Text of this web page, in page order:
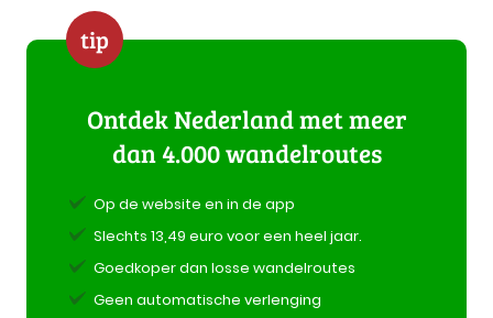
tip
Ontdek Nederland met meer
dan 4.000 wandelroutes
Op de website en in de app
Slechts 13,49 euro voor een heel jaar.
Goedkoper dan losse wandelroutes
Geen automatische verlenging